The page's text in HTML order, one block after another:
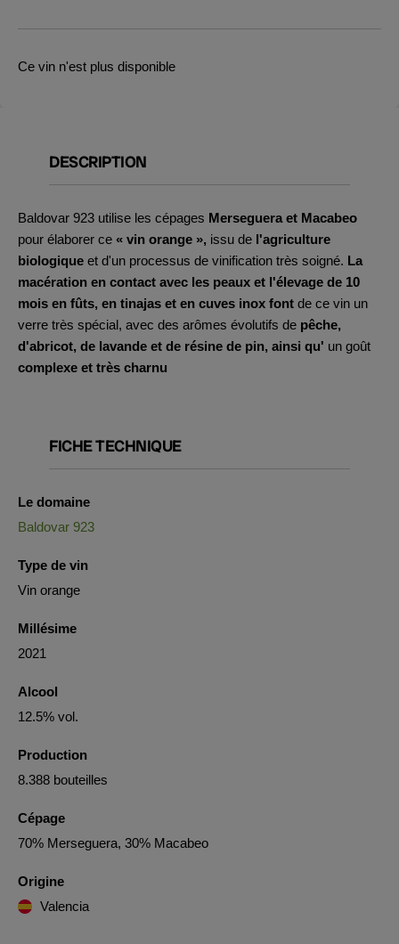
Ce vin n'est plus disponible
DESCRIPTION
Baldovar 923 utilise les cépages Merseguera et Macabeo
pour élaborer ce « vin orange », issu de l'agriculture
biologique et d'un processus de vinification très soigné. La
macération en contact avec les peaux et l'élevage de 10
mois en fûts, en tinajas et en cuves inox font de ce vin un
verre très spécial, avec des arômes évolutifs de pêche,
d'abricot, de lavande et de résine de pin, ainsi qu' un goût
complexe et très charnu
FICHE TECHNIQUE
Le domaine
Baldovar 923
Type de vin
Vin orange
Millésime
2021
Alcool
12.5% vol.
Production
8.388 bouteilles
Cépage
70% Merseguera, 30% Macabeo
Origine
Valencia